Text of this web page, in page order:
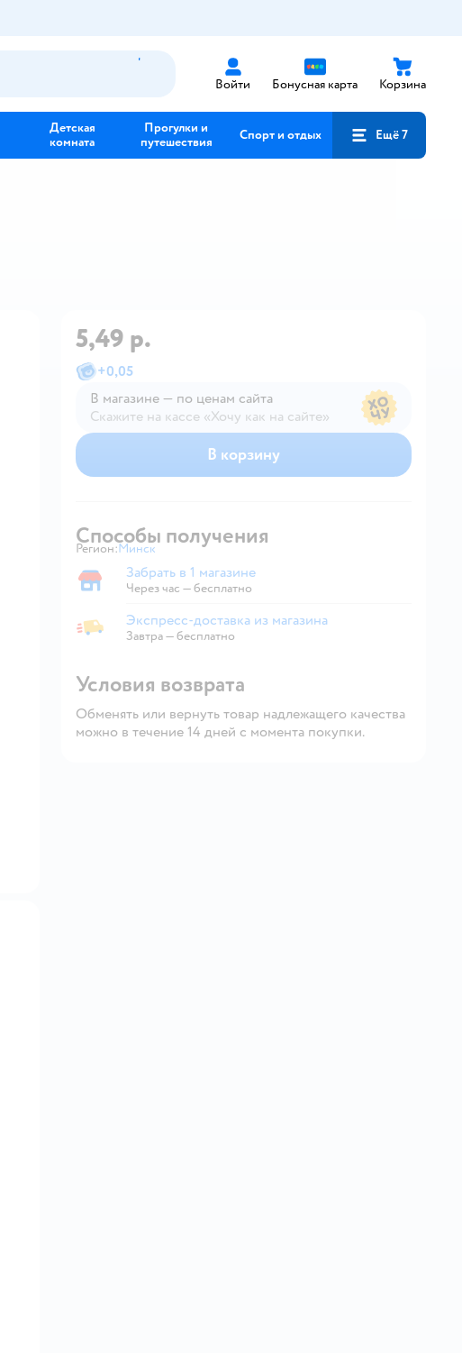
Войти Бонусная карта Корзина
Детская
комната
Прогулки и
путешествия
Спорт и отдых Ещё 7
5,49 р.
+0,05
В магазине — по ценам сайта
Скажите на кассе «Хочу как на сайте»
В магазине — по ценам сайта
В корзину
Способы получения
Регион: Выбор адреса доставки.
Минск
Забрать в магазине
Забрать в 1 магазине
Через час — бесплатно
Экспресс-доставка из магазина
Экспресс-доставка из магазина
Завтра—бесплатно
Условия возврата
Обменять или вернуть товар надлежащего качества
можно в течение 14 дней с момента покупки.